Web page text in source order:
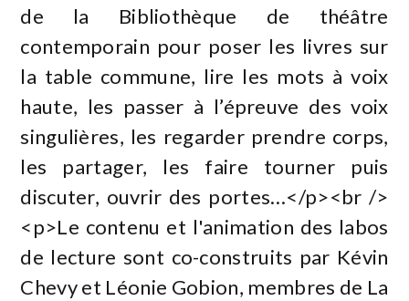
de la Bibliothèque de théâtre
contemporain pour poser les livres sur
la table commune, lire les mots à voix
haute, les passer à l’épreuve des voix
singulières, les regarder prendre corps,
les partager, les faire tourner puis
discuter, ouvrir des portes…</p><br />
<p>Le contenu et l'animation des labos
de lecture sont co-construits par Kévin
Chevy et Léonie Gobion, membres de La